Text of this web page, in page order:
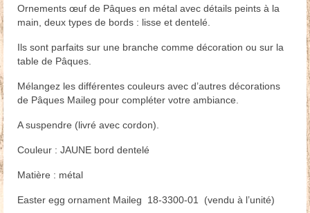
Ornements œuf de Pâques en métal avec détails peints à la
main, deux types de bords : lisse et dentelé.
Ils sont parfaits sur une branche comme décoration ou sur la
table de Pâques.
Mélangez les différentes couleurs avec d’autres décorations
de Pâques Maileg pour compléter votre ambiance.
A suspendre (livré avec cordon).
Couleur : JAUNE bord dentelé
Matière : métal
Easter egg ornament Maileg 18-3300-01 (vendu à l’unité)